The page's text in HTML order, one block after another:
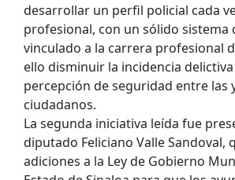
desarrollar un perfil policial cada
profesional, con un sólido sistema
vinculado a la carrera profesional
ello disminuir la incidencia
percepción de seguridad entre las
ciudadanos.
La segunda iniciativa leída fue
diputado Feliciano Valle Sandoval,
adiciones a la Ley de Gobierno